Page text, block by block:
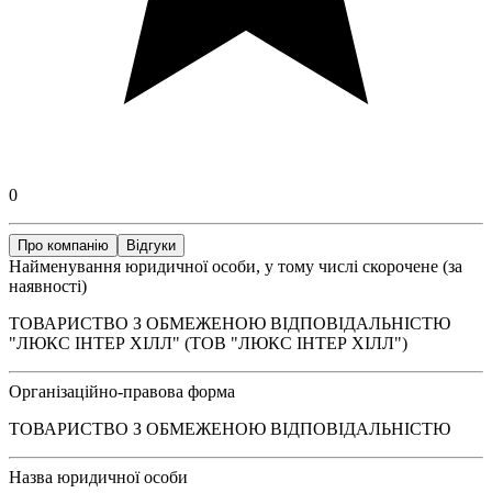
0
Про компанію Відгуки
Найменування юридичної особи, у тому числі скорочене (за
наявності)
ТОВАРИСТВО З ОБМЕЖЕНОЮ ВІДПОВІДАЛЬНІСТЮ
"ЛЮКС ІНТЕР ХІЛЛ" (ТОВ "ЛЮКС ІНТЕР ХІЛЛ")
Організаційно-правова форма
ТОВАРИСТВО З ОБМЕЖЕНОЮ ВІДПОВІДАЛЬНІСТЮ
Назва юридичної особи